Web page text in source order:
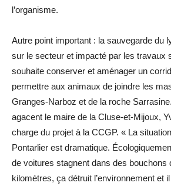
l’organisme.
Autre point important : la sauvegarde du
sur le secteur et impacté par les travaux
souhaite conserver et aménager un
permettre aux animaux de joindre les
Granges-Narboz et de la roche
agacent le maire de la Cluse-et-Mijoux,
charge du projet à la CCGP. « La
Pontarlier est dramatique.
de voitures stagnent dans des bouchons
kilomètres, ça détruit l’environnement et